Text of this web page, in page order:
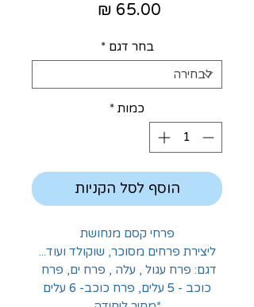
בחר דגם *
כמות *
הוסף לסל הקניות
פרחי קסם מנחושת
ליצירת פרחים מסוכר, שוקולד ועוד...
כוכב - 5 עלים, פרח כוכב- 6 עלים